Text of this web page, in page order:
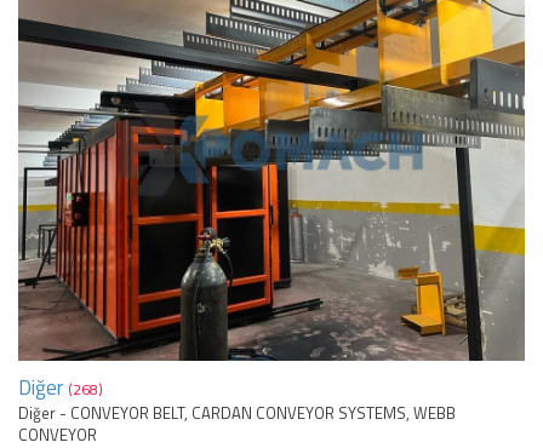
Diğer (268)
Diğer - CONVEYOR BELT, CARDAN CONVEYOR SYSTEMS, WEBB
CONVEYOR